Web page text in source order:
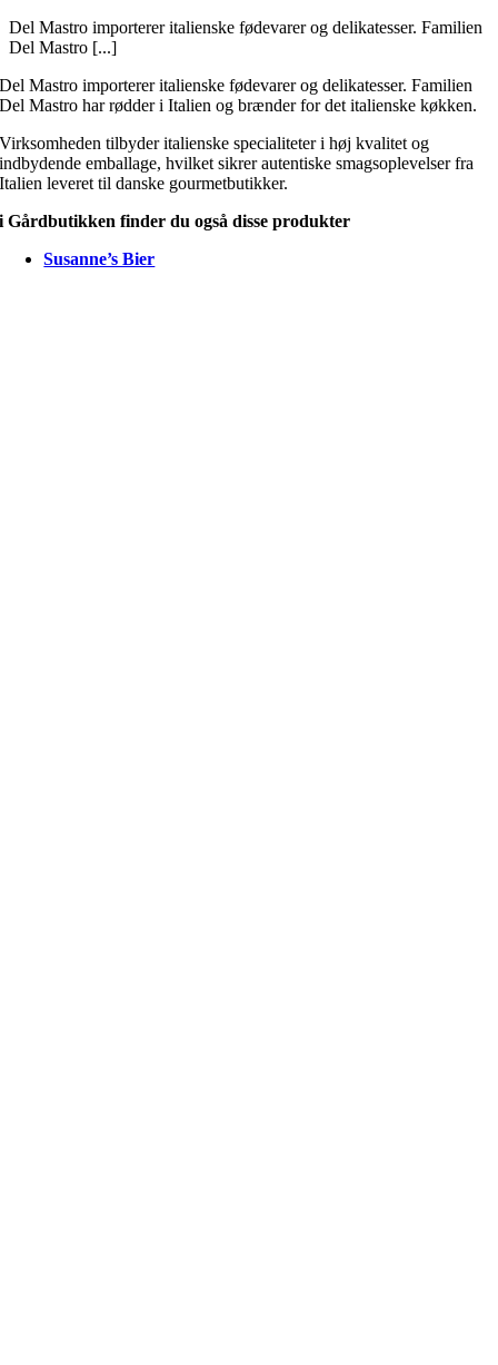
Del Mastro importerer italienske fødevarer og delikatesser. Familien
Del Mastro [...]
Del Mastro importerer italienske fødevarer og delikatesser. Familien
Del Mastro har rødder i Italien og brænder for det italienske køkken.
Virksomheden tilbyder italienske specialiteter i høj kvalitet og
indbydende emballage, hvilket sikrer autentiske smagsoplevelser fra
Italien leveret til danske gourmetbutikker.
i Gårdbutikken finder du også disse produkter
Susanne’s Bier